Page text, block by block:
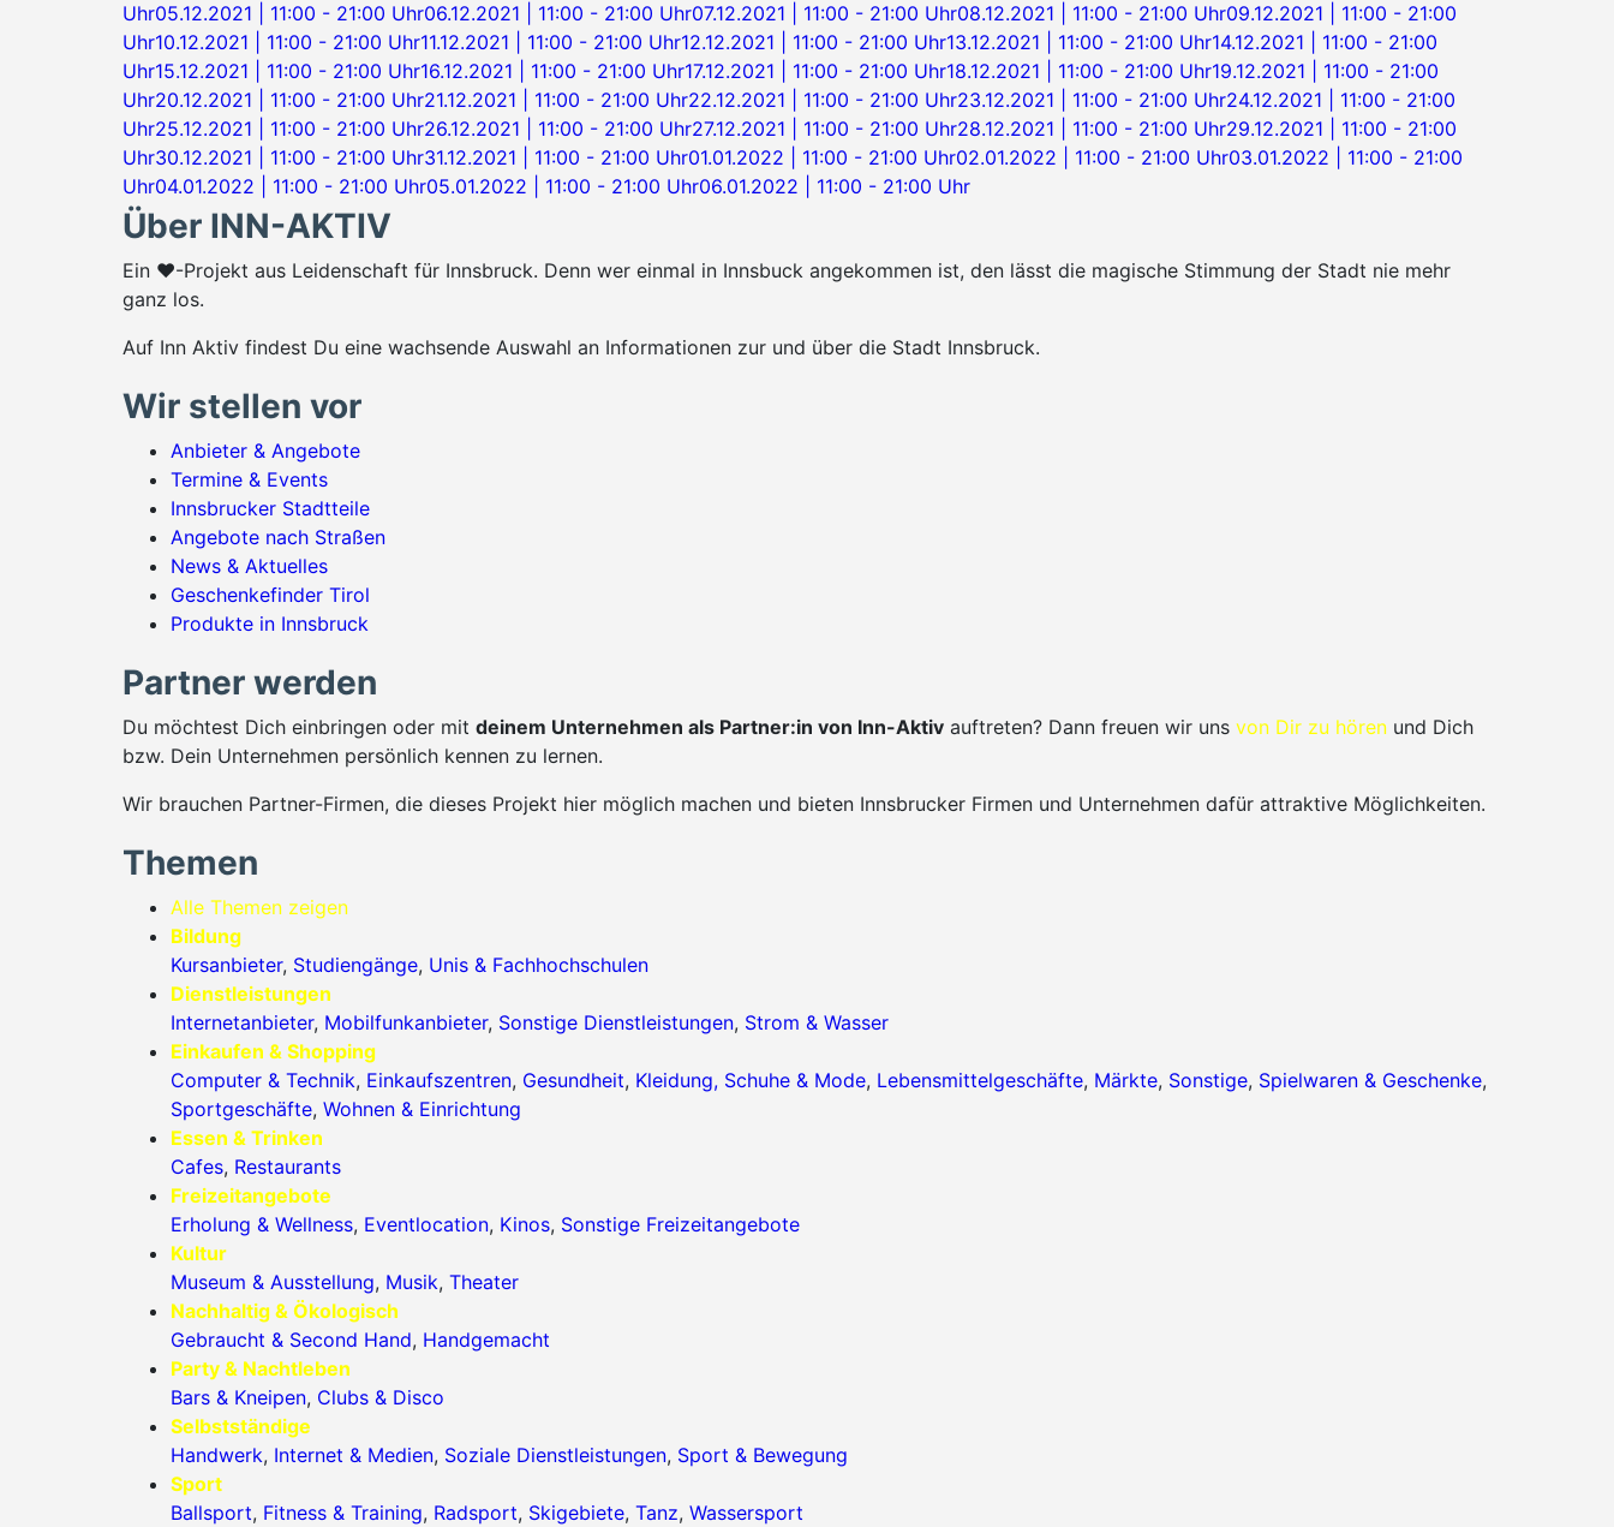
Uhr05.12.2021 | 11:00 - 21:00 Uhr06.12.2021 | 11:00 - 21:00 Uhr07.12.2021 | 11:00 - 21:00 Uhr08.12.2021 | 11:00 - 21:00 Uhr09.12.2021 | 11:00 - 21:00
Uhr10.12.2021 | 11:00 - 21:00 Uhr11.12.2021 | 11:00 - 21:00 Uhr12.12.2021 | 11:00 - 21:00 Uhr13.12.2021 | 11:00 - 21:00 Uhr14.12.2021 | 11:00 - 21:00
Uhr15.12.2021 | 11:00 - 21:00 Uhr16.12.2021 | 11:00 - 21:00 Uhr17.12.2021 | 11:00 - 21:00 Uhr18.12.2021 | 11:00 - 21:00 Uhr19.12.2021 | 11:00 - 21:00
Uhr20.12.2021 | 11:00 - 21:00 Uhr21.12.2021 | 11:00 - 21:00 Uhr22.12.2021 | 11:00 - 21:00 Uhr23.12.2021 | 11:00 - 21:00 Uhr24.12.2021 | 11:00 - 21:00
Uhr25.12.2021 | 11:00 - 21:00 Uhr26.12.2021 | 11:00 - 21:00 Uhr27.12.2021 | 11:00 - 21:00 Uhr28.12.2021 | 11:00 - 21:00 Uhr29.12.2021 | 11:00 - 21:00
Uhr30.12.2021 | 11:00 - 21:00 Uhr31.12.2021 | 11:00 - 21:00 Uhr01.01.2022 | 11:00 - 21:00 Uhr02.01.2022 | 11:00 - 21:00 Uhr03.01.2022 | 11:00 - 21:00
Uhr04.01.2022 | 11:00 - 21:00 Uhr05.01.2022 | 11:00 - 21:00 Uhr06.01.2022 | 11:00 - 21:00 Uhr
Über INN-AKTIV
Ein ♥-Projekt aus Leidenschaft für Innsbruck. Denn wer einmal in Innsbuck angekommen ist, den lässt die magische Stimmung der Stadt nie mehr
ganz los.
Auf Inn Aktiv findest Du eine wachsende Auswahl an Informationen zur und über die Stadt Innsbruck.
Wir stellen vor
Anbieter & Angebote
Termine & Events
Innsbrucker Stadtteile
Angebote nach Straßen
News & Aktuelles
Geschenkefinder Tirol
Produkte in Innsbruck
Partner werden
Du möchtest Dich einbringen oder mit deinem Unternehmen als Partner:in von Inn-Aktiv auftreten? Dann freuen wir uns von Dir zu hören und Dich
bzw. Dein Unternehmen persönlich kennen zu lernen.
Wir brauchen Partner-Firmen, die dieses Projekt hier möglich machen und bieten Innsbrucker Firmen und Unternehmen dafür attraktive Möglichkeiten.
Themen
Alle Themen zeigen
Bildung
Kursanbieter, Studiengänge, Unis & Fachhochschulen
Dienstleistungen
Internetanbieter, Mobilfunkanbieter, Sonstige Dienstleistungen, Strom & Wasser
Einkaufen & Shopping
Computer & Technik, Einkaufszentren, Gesundheit, Kleidung, Schuhe & Mode, Lebensmittelgeschäfte, Märkte, Sonstige, Spielwaren & Geschenke,
Sportgeschäfte, Wohnen & Einrichtung
Essen & Trinken
Cafes, Restaurants
Freizeitangebote
Erholung & Wellness, Eventlocation, Kinos, Sonstige Freizeitangebote
Kultur
Museum & Ausstellung, Musik, Theater
Nachhaltig & Ökologisch
Gebraucht & Second Hand, Handgemacht
Party & Nachtleben
Bars & Kneipen, Clubs & Disco
Selbstständige
Handwerk, Internet & Medien, Soziale Dienstleistungen, Sport & Bewegung
Sport
Ballsport, Fitness & Training, Radsport, Skigebiete, Tanz, Wassersport